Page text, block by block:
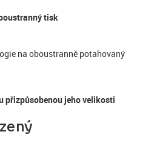
tisk
na oboustranně potahovaný
přizpůsobenou jeho velikosti